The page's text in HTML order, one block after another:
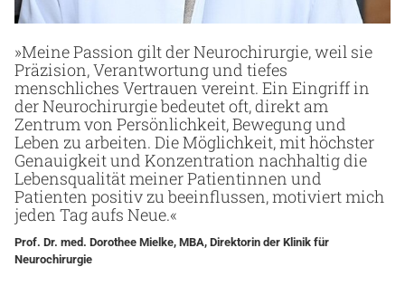
»Meine Passion gilt der Neurochirurgie, weil sie
Präzision, Verantwortung und tiefes
menschliches Vertrauen vereint. Ein Eingriff in
der Neurochirurgie bedeutet oft, direkt am
Zentrum von Persönlichkeit, Bewegung und
Leben zu arbeiten. Die Möglichkeit, mit höchster
Genauigkeit und Konzentration nachhaltig die
Lebensqualität meiner Patientinnen und
Patienten positiv zu beeinflussen, motiviert mich
jeden Tag aufs Neue.«
Prof. Dr. med. Dorothee Mielke, MBA, Direktorin der Klinik für
Neurochirurgie